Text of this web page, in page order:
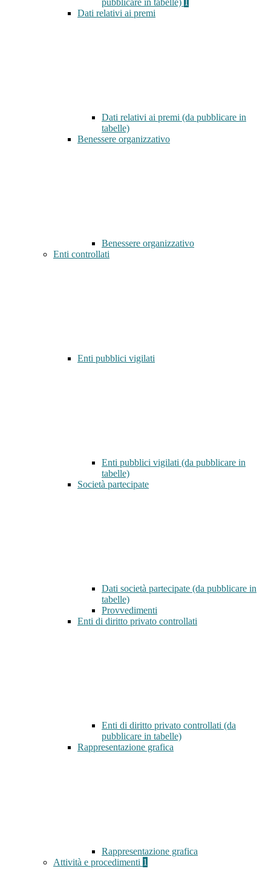
pubblicare in tabelle)
Dati relativi ai premi
Dati relativi ai premi (da pubblicare in
tabelle)
Benessere organizzativo
Benessere organizzativo
Enti controllati
Enti pubblici vigilati
Enti pubblici vigilati (da pubblicare in
tabelle)
Società partecipate
Dati società partecipate (da pubblicare in
tabelle)
Provvedimenti
Enti di diritto privato controllati
Enti di diritto privato controllati (da
pubblicare in tabelle)
Rappresentazione grafica
Rappresentazione grafica
Attività e procedimenti 1